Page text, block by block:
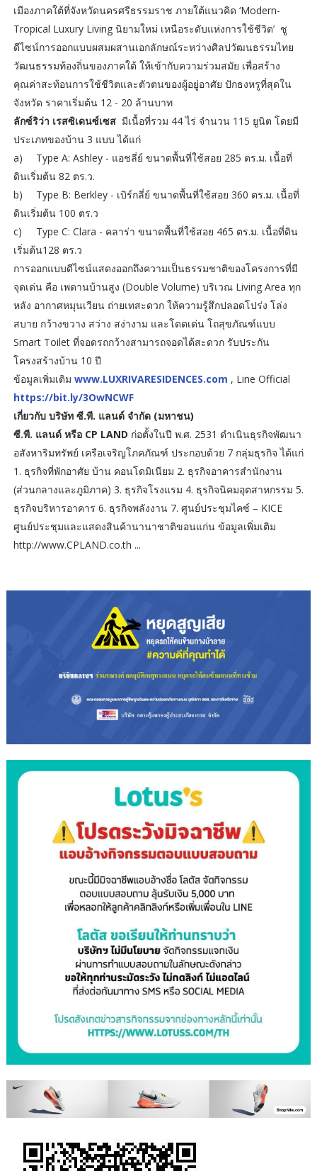
เมืองภาคใต้ที่จังหวัดนครศรีธรรมราช ภายใต้แนวคิด ‘Modern-
Tropical Luxury Living นิยามใหม่ เหนือระดับแห่งการใช้ชีวิต’ ชู
ดีไซน์การออกแบบผสมผสานเอกลักษณ์ระหว่างศิลปวัฒนธรรมไทย
วัฒนธรรมท้องถิ่นของภาคใต้ ให้เข้ากับความร่วมสมัย เพื่อสร้าง
คุณค่าสะท้อนการใช้ชีวิตและตัวตนของผู้อยู่อาศัย ปักธงหรูที่สุดใน
จังหวัด ราคาเริ่มต้น 12 - 20 ล้านบาท
ลักซ์ริว่า เรสซิเดนซ์เซสมีเนื้อที่รวม 44 ไร่ จำนวน 115 ยูนิต โดยมี
ประเภทของบ้าน 3 แบบ ได้แก่
a)
Type A: Ashley - แอชลี่ย์ ขนาดพื้นที่ใช้สอย 285 ตร.ม. เนื้อที่
ดินเริ่มต้น 82 ตร.ว.
b)
Type B: Berkley - เบิร์กลี่ย์ ขนาดพื้นที่ใช้สอย 360 ตร.ม. เนื้อที่
ดินเริ่มต้น 100 ตร.ว
c)
Type C: Clara - คลาร่า ขนาดพื้นที่ใช้สอย 465 ตร.ม. เนื้อที่ดิน
เริ่มต้น128 ตร.ว
การออกแบบดีไซน์แสดงออกถึงความเป็นธรรมชาติของโครงการที่มี
จุดเด่น คือ เพดานบ้านสูง (Double Volume) บริเวณ Living Area ทุก
หลัง อากาศหมุนเวียน ถ่ายเทสะดวก ให้ความรู้สึกปลอดโปร่ง โล่ง
สบาย กว้างขวาง สว่าง สง่างาม และโดดเด่น โถสุขภัณฑ์แบบ
Smart Toilet ที่จอดรถกว้างสามารถจอดได้สะดวก รับประกัน
โครงสร้างบ้าน 10 ปี
ข้อมูลเพิ่มเติม www.LUXRIVARESIDENCES.com , Line Official
https://bit.ly/3OwNCWF
เกี่ยวกับ บริษัท ซี.พี. แลนด์ จำกัด (มหาชน)
ซี.พี. แลนด์ หรือ CP LAND ก่อตั้งในปี พ.ศ. 2531 ดำเนินธุรกิจพัฒนา
อสังหาริมทรัพย์ เครือเจริญโภคภัณฑ์ ประกอบด้วย 7 กลุ่มธุรกิจ ได้แก่
1. ธุรกิจที่พักอาศัย บ้าน คอนโดมิเนียม 2. ธุรกิจอาคารสำนักงาน
(ส่วนกลางและภูมิภาค) 3. ธุรกิจโรงแรม 4. ธุรกิจนิคมอุตสาหกรรม 5.
ธุรกิจบริหารอาคาร 6. ธุรกิจพลังงาน 7. ศูนย์ประชุมไคซ์ – KICE
ศูนย์ประชุมและแสดงสินค้านานาชาติขอนแก่น ข้อมูลเพิ่มเติม
http://www.CPLAND.co.th ...